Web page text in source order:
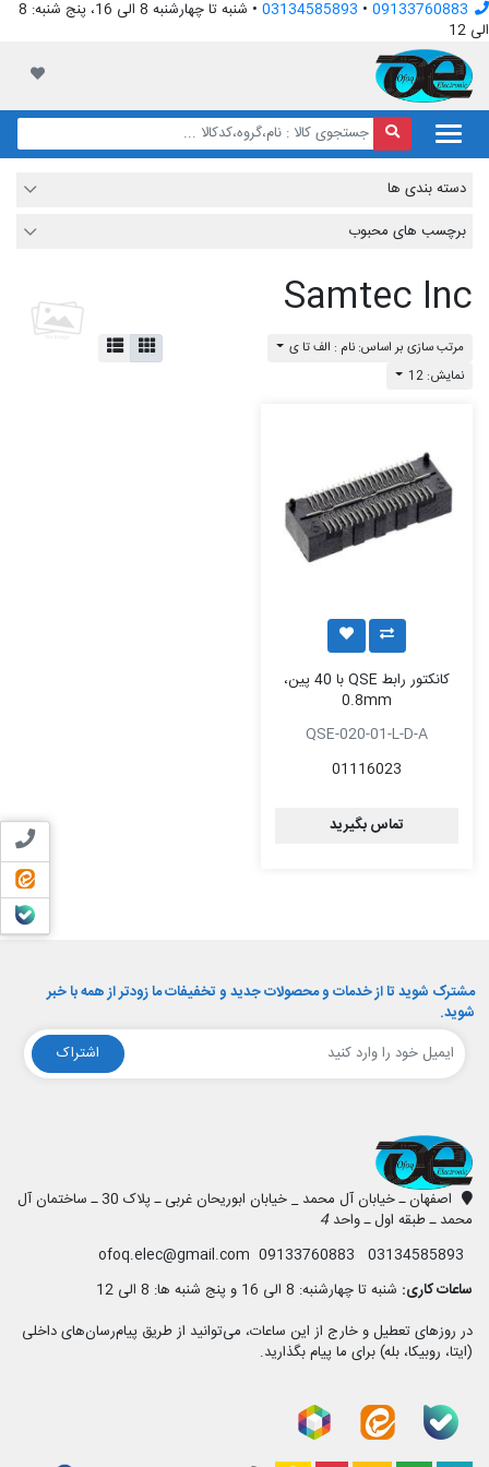
09133760883
•
03134585893
• شنبه تا چهارشنبه 8 الی 16، پنج شنبه: 8
الی 12
لیست
تماس
ایتا
بله
دسته بندی ها
برچسب های محبوب
Samtec Inc
مرتب سازی بر اساس: نام : الف تا ی
نمایش: 12
کانکتور رابط QSE با 40 پین،
0.8mm
QSE-020-01-L-D-A
01116023
تماس بگیرید
مشترک شوید تا از خدمات و محصولات جدید و تخفیفات ما زودتر از همه با خبر
شوید.
اشتراک
اصفهان ـ خیابان آل محمد _ خیابان ابوریحان غربی ـ پلاک 30 ـ ساختمان آل
محمد ـ طبقه اول ـ واحد4
ساعات کاری: شنبه تا چهارشنبه: 8 الی 16 و پنج شنبه ها: 8 الی 12
در روزهای تعطیل و خارج از این ساعات، می‌توانید از طریق پیام‌رسان‌های داخلی
(ایتا، روبیکا، بله) برای ما پیام بگذارید.